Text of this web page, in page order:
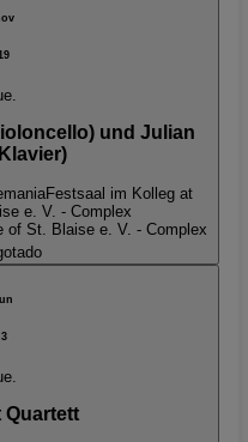
und Julian
Festsaal im Kolleg at
e. V. - Complex
of St. Blaise e. V. - Complex
3
Quartett